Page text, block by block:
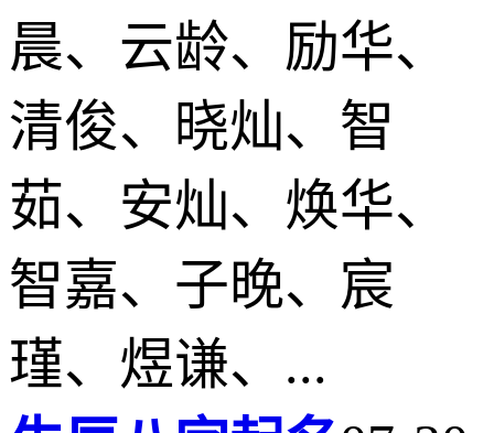
晨、云龄、励华、
清俊、晓灿、智
茹、安灿、焕华、
智嘉、子晚、宸
瑾、煜谦、...